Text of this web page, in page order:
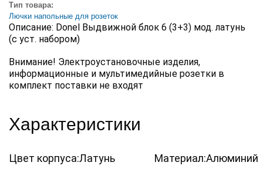
Тип товара:
Лючки напольные для розеток
Описание: Donel Выдвижной блок 6 (3+3) мод. латунь
(с уст. набором)
Внимание! Электроустановочные изделия,
информационные и мультимедийные розетки в
комплект поставки не входят
Характеристики
Цвет корпуса:Латунь Материал:Алюминий